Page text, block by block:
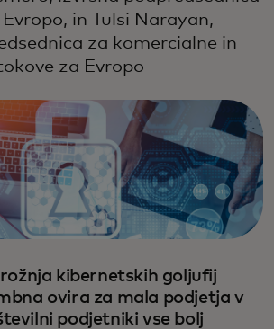
in Tulsi Narayan,
za komercialne in
za Evropo
kibernetskih goljufij
ovira za mala podjetja v
podjetniki vse bolj